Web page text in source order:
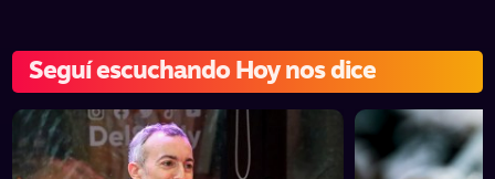
Seguí escuchando Hoy nos dice